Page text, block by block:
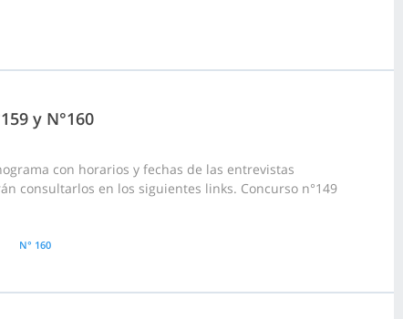
y N°160
con horarios y fechas de las entrevistas
consultarlos en los siguientes links. Concurso n°149
N° 160